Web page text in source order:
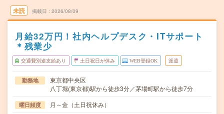
未読 掲載日 2026/08/09
月給32万円！社内ヘルプデスク・ITサポート
＊残業少
交通費別途支給あり 土日祝日が休み WEB登録OK 派遣
勤務地
東京都中央区
八丁堀(東京都)駅から徒歩3分／茅場町駅から徒歩7分
曜日頻度 月～金（土日祝休み）